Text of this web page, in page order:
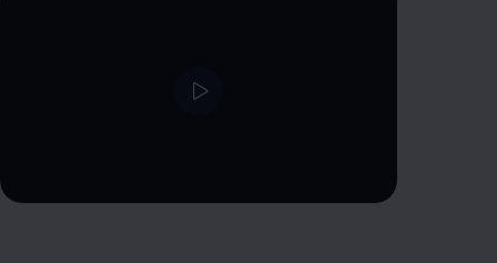
återstående tid, --:--